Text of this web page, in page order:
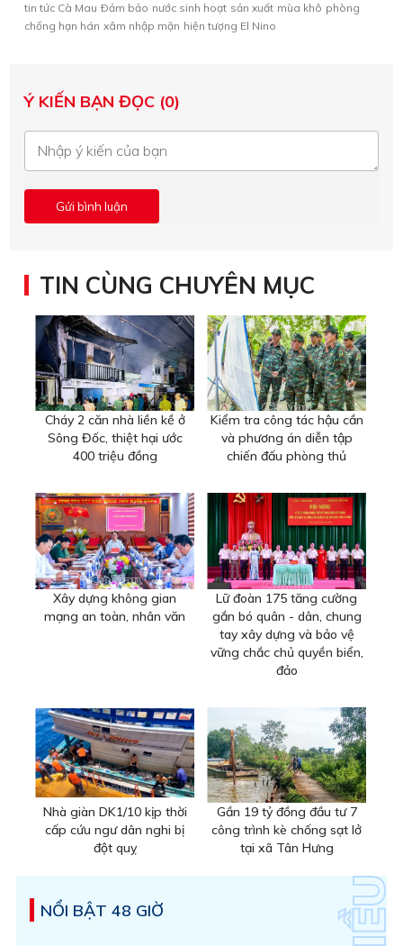
tin tức Cà Mau Ðảm bảo nước sinh hoạt sản xuất mùa khô phòng
chống hạn hán xâm nhập mặn hiện tượng El Nino
Ý KIẾN BẠN ĐỌC (0)
TIN CÙNG CHUYÊN MỤC
Cháy 2 căn nhà liền kề ở
Sông Đốc, thiệt hại ước
400 triệu đồng
Kiểm tra công tác hậu cần
và phương án diễn tập
chiến đấu phòng thủ
Xây dựng không gian
mạng an toàn, nhân văn
Lữ đoàn 175 tăng cường
gắn bó quân - dân, chung
tay xây dựng và bảo vệ
vững chắc chủ quyền biển,
đảo
Nhà giàn DK1/10 kịp thời
cấp cứu ngư dân nghi bị
đột quỵ
Gần 19 tỷ đồng đầu tư 7
công trình kè chống sạt lở
tại xã Tân Hưng
NỔI BẬT 48 GIỜ